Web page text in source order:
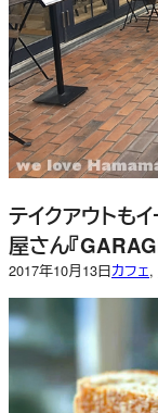
テイクアウトも
屋さん『
2017年10月13日カフェ,